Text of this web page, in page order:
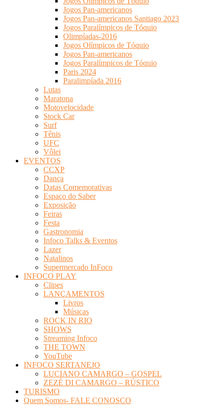
Jogos Pan-americanos
Jogos Pan-americanos Santiago 2023
Jogos Paralímpicos de Tóquio
Olimpíadas-2016
Jogos Olímpicos de Tóquio
Jogos Pan-americanos
Jogos Paralímpicos de Tóquio
Paris 2024
Paralimpíada 2016
Lutas
Maratona
Motovelocidade
Stock Car
Surf
Tênis
UFC
Vôlei
EVENTOS
CCXP
Dança
Datas Comemorativas
Espaço do Saber
Exposição
Feiras
Festa
Gastronomia
Infoco Talks & Eventos
Lazer
Natalinos
Supermercado InFoco
INFOCO PLAY
Clipes
LANÇAMENTOS
Livros
Músicas
ROCK IN RIO
SHOWS
Streaming Infoco
THE TOWN
YouTube
INFOCO SERTANEJO
LUCIANO CAMARGO – GOSPEL
ZEZÉ DI CAMARGO – RÚSTICO
TURISMO
Quem Somos- FALE CONOSCO